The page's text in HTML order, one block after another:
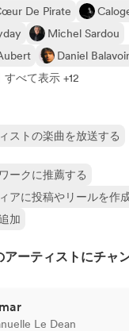
De Pirate
Michel Sardou
Daniel
すべて表示 +12
ストの楽曲を放送する
ークに推薦する
アに投稿やリールを作
加
ーティストにチャ
Le Dean